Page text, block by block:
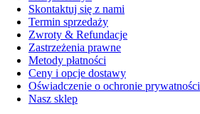
Skontaktuj się z nami
Termin sprzedaży
Zwroty & Refundacje
Zastrzeżenia prawne
Metody płatności
Ceny i opcje dostawy
Oświadczenie o ochronie prywatności
Nasz sklep